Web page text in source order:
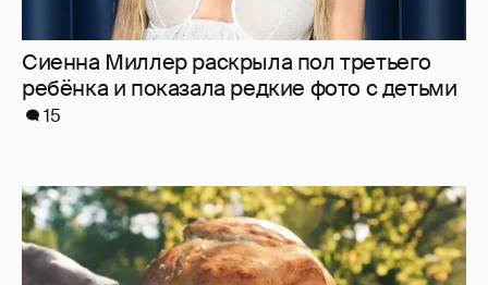
"Россия-24" обратилась в прокуратуру и СК
из-за угроз в адрес создателей "Колобка"